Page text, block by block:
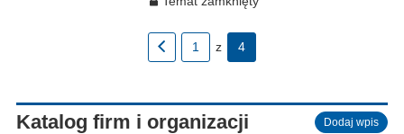
1 z 4
Katalog firm i organizacji Dodaj wpis